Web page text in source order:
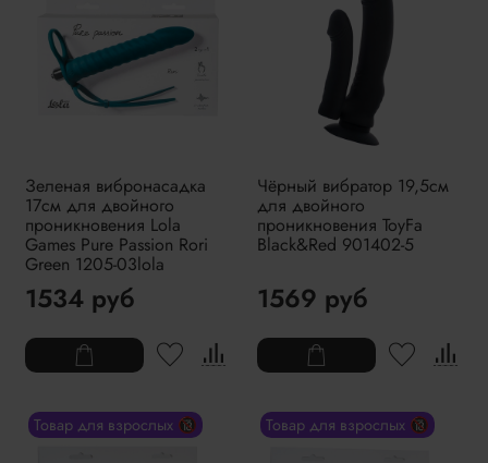
Зеленая вибронасадка
17см для двойного
проникновения Lola
Games Pure Passion Rori
Green 1205-03lola
1534 руб
Чёрный вибратор 19,5см
для двойного
проникновения ToyFa
Black&Red 901402-5
1569 руб
Товар для взрослых 🔞 Товар для взрослых 🔞